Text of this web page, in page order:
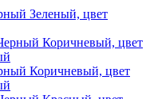
Зеленый, цвет
Коричневый, цвет